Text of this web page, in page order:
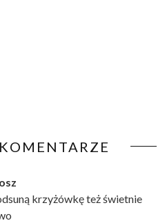
krzyżówkęteż świetnie